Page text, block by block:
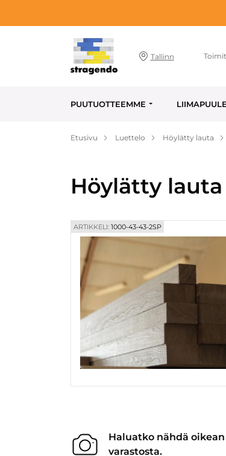
Tallinn
PUUTUOTTEEMME
Etusivu Luettelo Höylätty lauta
Höylätty
ARTIKKELI: 1000-43-43-2SP
Haluatko nähdä
varastosta.